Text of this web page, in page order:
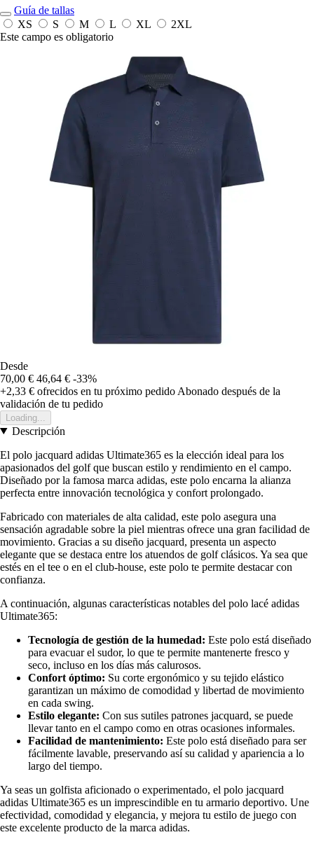
Guía de tallas
XS
S M L XL
2XL
Este campo es obligatorio
Desde
70,00 € 46,64 € -33%
+2,33 € ofrecidos en tu próximo pedido Abonado después de la
validación de tu pedido
Loading...
Descripción
El polo jacquard adidas Ultimate365 es la elección ideal para los
apasionados del golf que buscan estilo y rendimiento en el campo.
Diseñado por la famosa marca adidas, este polo encarna la alianza
perfecta entre innovación tecnológica y confort prolongado.
Fabricado con materiales de alta calidad, este polo asegura una
sensación agradable sobre la piel mientras ofrece una gran facilidad de
movimiento. Gracias a su diseño jacquard, presenta un aspecto
elegante que se destaca entre los atuendos de golf clásicos. Ya sea que
estés en el tee o en el club-house, este polo te permite destacar con
confianza.
A continuación, algunas características notables del polo lacé adidas
Ultimate365:
Tecnología de gestión de la humedad: Este polo está diseñado
para evacuar el sudor, lo que te permite mantenerte fresco y
seco, incluso en los días más calurosos.
Confort óptimo: Su corte ergonómico y su tejido elástico
garantizan un máximo de comodidad y libertad de movimiento
en cada swing.
Estilo elegante: Con sus sutiles patrones jacquard, se puede
llevar tanto en el campo como en otras ocasiones informales.
Facilidad de mantenimiento: Este polo está diseñado para ser
fácilmente lavable, preservando así su calidad y apariencia a lo
largo del tiempo.
Ya seas un golfista aficionado o experimentado, el polo jacquard
adidas Ultimate365 es un imprescindible en tu armario deportivo. Une
efectividad, comodidad y elegancia, y mejora tu estilo de juego con
este excelente producto de la marca adidas.